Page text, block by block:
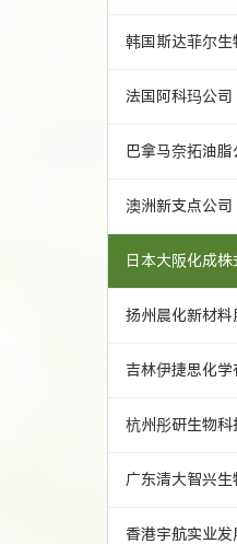
韩国斯达菲尔生
法国阿科玛公司
巴拿马奈拓油脂
澳洲新支点公司
日本大阪化成株
扬州晨化新材料
吉林伊捷思化学
杭州彤研生物科
广东清大智兴生
香港宇航实业发